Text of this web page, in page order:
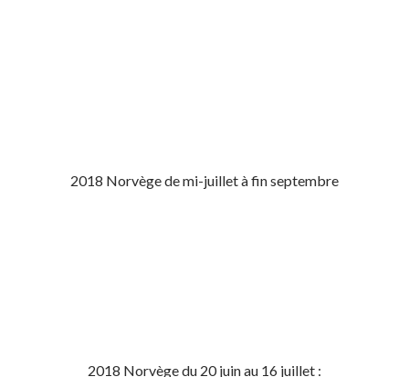
2018 Norvège de mi-juillet à fin septembre
2018 Norvège du 20 juin au 16 juillet :